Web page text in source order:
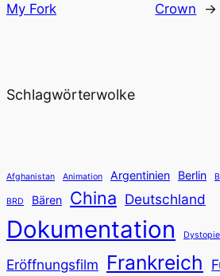
My Fork
Crown
→
Schlagwörterwolke
Afghanistan Animation Argentinien Berlin
BRD Bären China Deutschland
Dokumentation Dystopie
Eröffnungsfilm Frankreich